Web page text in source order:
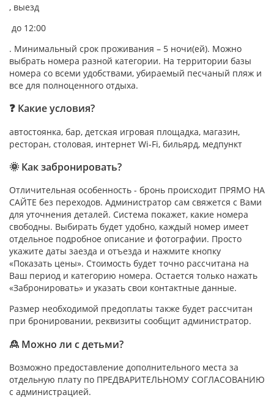
, выезд
до 12:00
. Минимальный срок проживания – 5 ночи(ей). Можно
выбрать номера разной категории. На территории базы
номера со всеми удобствами, убираемый песчаный пляж и
все для полноценного отдыха.
❓ Какие условия?
автостоянка, бар, детская игровая площадка, магазин,
ресторан, столовая, интернет Wi-Fi, бильярд, медпункт
🌞 Как забронировать?
Отличительная особенность - бронь происходит ПРЯМО НА
САЙТЕ без переходов. Администратор сам свяжется с Вами
для уточнения деталей. Система покажет, какие номера
свободны. Выбирать будет удобно, каждый номер имеет
отдельное подробное описание и фотографии. Просто
укажите даты заезда и отъезда и нажмите кнопку
«Показать цены». Стоимость будет точно рассчитана на
Ваш период и категорию номера. Остается только нажать
«Забронировать» и указать свои контактные данные.
Размер необходимой предоплаты также будет рассчитан
при бронировании, реквизиты сообщит администратор.
🙎 Можно ли с детьми?
Возможно предоставление дополнительного места за
отдельную плату по ПРЕДВАРИТЕЛЬНОМУ СОГЛАСОВАНИЮ
с администрацией.